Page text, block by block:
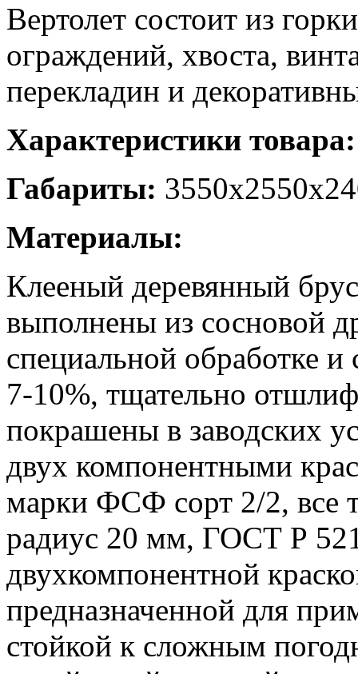
Вертолет состоит из
ограждений, хвоста,
перекладин и
Характеристики товара:
Габариты:
Материалы:
Клееный деревянный
выполнены из сосновой
специальной обработке
7-10%, тщательно
покрашены в заводских
двух компонентными
марки ФСФ сорт 2/2, все
радиус 20 мм, ГОСТ Р
двухкомпонентной
предназначенной для
стойкой к сложным